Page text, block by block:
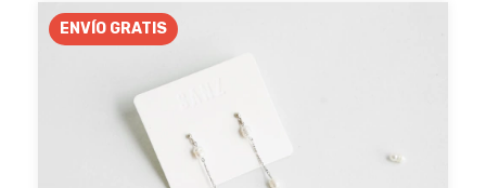
ENVÍO GRATIS